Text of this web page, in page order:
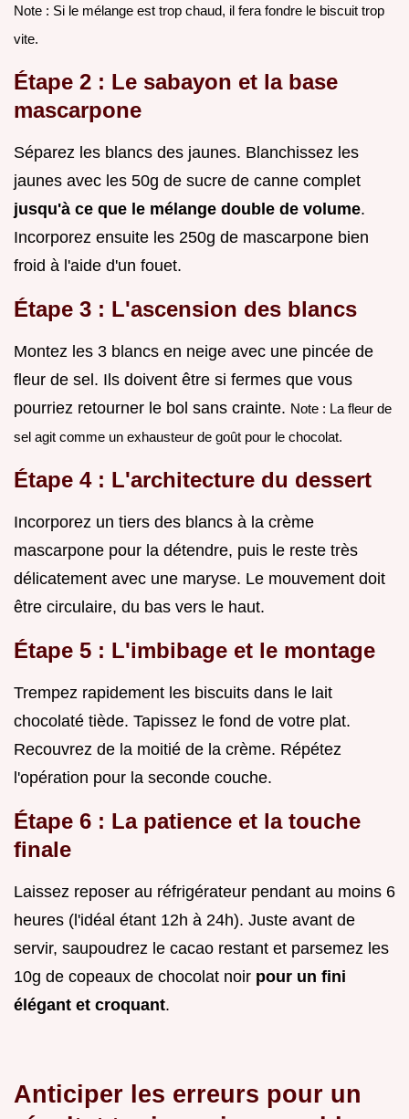
Note : Si le mélange est trop chaud, il fera fondre le biscuit trop
vite.
Étape 2 : Le sabayon et la base
mascarpone
Séparez les blancs des jaunes. Blanchissez les
jaunes avec les 50g de sucre de canne complet
jusqu'à ce que le mélange double de volume.
Incorporez ensuite les 250g de mascarpone bien
froid à l'aide d'un fouet.
Étape 3 : L'ascension des blancs
Montez les 3 blancs en neige avec une pincée de
fleur de sel. Ils doivent être si fermes que vous
pourriez retourner le bol sans crainte. Note : La fleur de
sel agit comme un exhausteur de goût pour le chocolat.
Étape 4 : L'architecture du dessert
Incorporez un tiers des blancs à la crème
mascarpone pour la détendre, puis le reste très
délicatement avec une maryse. Le mouvement doit
être circulaire, du bas vers le haut.
Étape 5 : L'imbibage et le montage
Trempez rapidement les biscuits dans le lait
chocolaté tiède. Tapissez le fond de votre plat.
Recouvrez de la moitié de la crème. Répétez
l'opération pour la seconde couche.
Étape 6 : La patience et la touche
finale
Laissez reposer au réfrigérateur pendant au moins 6
heures (l'idéal étant 12h à 24h). Juste avant de
servir, saupoudrez le cacao restant et parsemez les
10g de copeaux de chocolat noir pour un fini
élégant et croquant.
Anticiper les erreurs pour un